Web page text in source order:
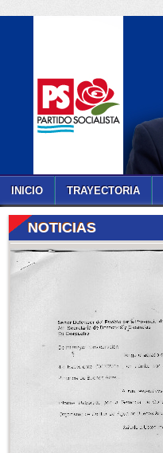
INICIO TRAYECTORIA
NOTICIAS